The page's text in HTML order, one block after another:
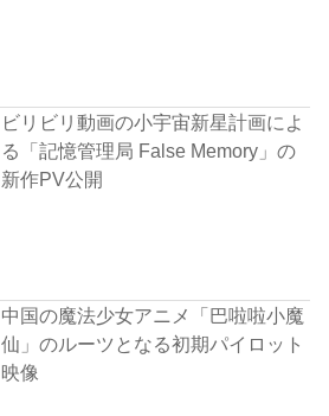
ビリビリ動画の小宇宙新星計画によ
る「記憶管理局 False Memory」の
新作PV公開
中国の魔法少女アニメ「巴啦啦小魔
仙」のルーツとなる初期パイロット
映像